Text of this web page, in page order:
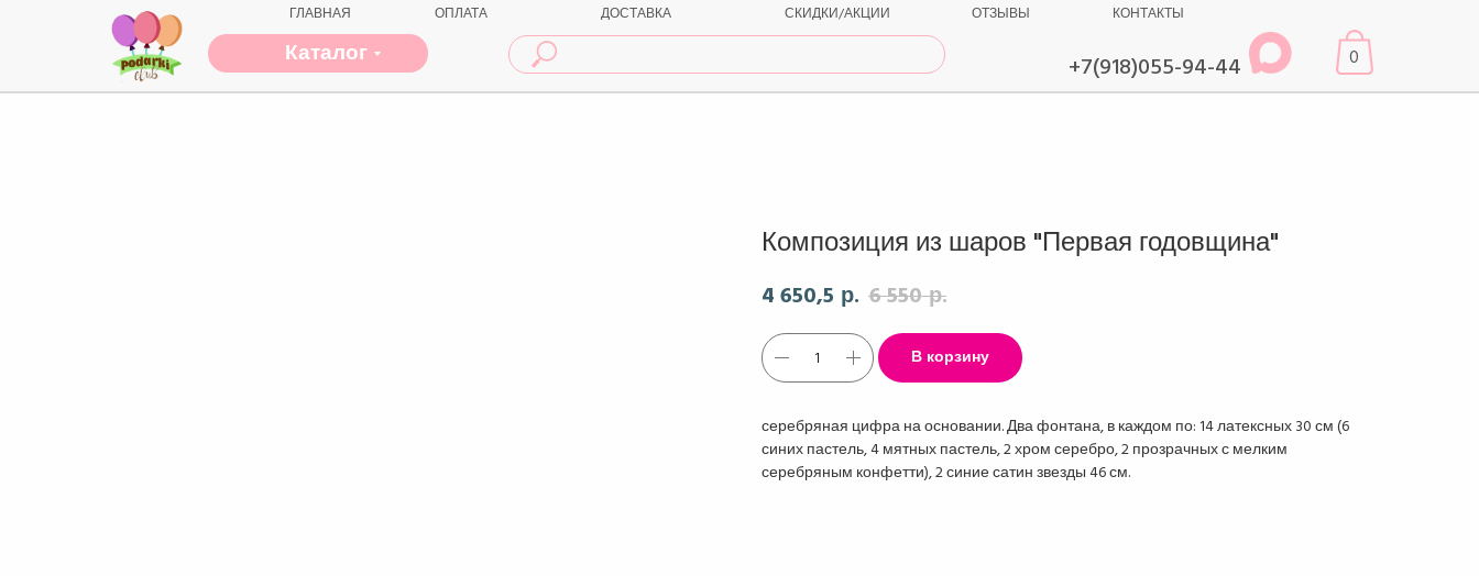
+7(918)055-94-44
ОПЛАТА
ГЛАВНАЯ СКИДКИ/АКЦИИ
ДОСТАВКА ОТЗЫВЫ КОНТАКТЫ
0
Каталог
Композиция из шаров "Первая годовщина"
4 650,5 р. 6 550 р.
В корзину
серебряная цифра на основании. Два фонтана, в каждом по: 14 латексных 30 см (6
синих пастель, 4 мятных пастель, 2 хром серебро, 2 прозрачных с мелким
серебряным конфетти), 2 синие сатин звезды 46 см.